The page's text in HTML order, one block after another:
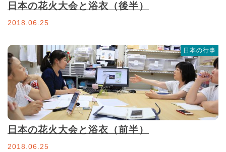
日本の花火大会と浴衣（後半）
2018.06.25
日本の行事
日本の花火大会と浴衣（前半）
2018.06.25